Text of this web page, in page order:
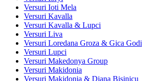
Versuri Ioti Mela
Versuri Kavalla
Versuri Kavalla & Lupci
Versuri Liva
Versuri Loredana Groza & Gica Godi
Versuri Lupci
Versuri Makedonya Group
Versuri Makidonia
Versuri Makidonia & Diana Bisinicu